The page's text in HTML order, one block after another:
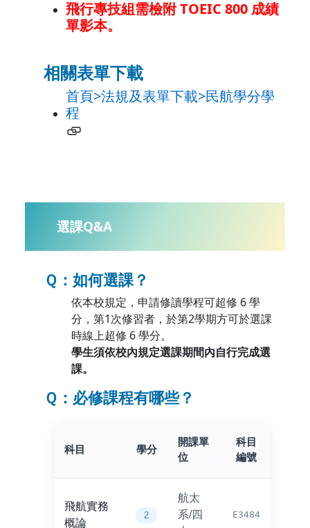
飛行專技組需檢附 TOEIC 800 成績
單影本。
相關表單下載
首頁>法規及表單下載>民航學分學
程
選課Q&A
Ｑ：如何選課？
依本校規定，申請修讀學程可超修 6 學
分，第1次修習者，於第2學期方可於選課
時線上超修 6 學分。
學生須依校內規定選課期間內自行完成選
課。
Ｑ：必修課程有哪些？
科目 學分
開課單
位
科目
編號
飛航實務
概論
2
航太
系/四
E3484